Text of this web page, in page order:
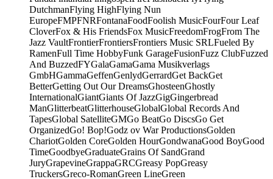
DutchmanFlying HighFlying Nun
EuropeFMPFNRFontanaFoodFoolish MusicFourFour Leaf
CloverFox & His FriendsFox MusicFreedomFrogFrom The
Jazz VaultFrontierFrontiersFrontiers Music SRLFueled By
RamenFull Time HobbyFunk GarageFusionFuzz ClubFuzzed
And BuzzedFYGalaGamaGama Musikverlags
GmbHGammaGeffenGenlydGerrardGet BackGet
BetterGetting Out Our DreamsGhosteenGhostly
InternationalGiantGiants Of JazzGigGingerbread
ManGlitterbeatGlitterhouseGlobalGlobal Records And
TapesGlobal SatelliteGMGo BeatGo DiscsGo Get
OrganizedGo! Bop!Godz ov War ProductionsGolden
ChariotGolden CoreGolden HourGondwanaGood BoyGood
TimeGoodbyeGraduateGrains Of SandGrand
JuryGrapevineGrappaGRCGreasy PopGreasy
TruckersGreco-RomanGreen LineGreen